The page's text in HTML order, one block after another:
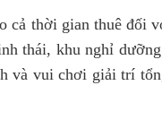
cả thời gian thuê đối
thái, khu nghỉ
và vui chơi giải trí